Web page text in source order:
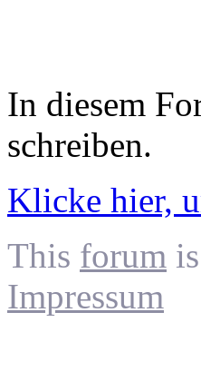
In diesem
schreiben.
Klicke hier,
This forum
Impressum